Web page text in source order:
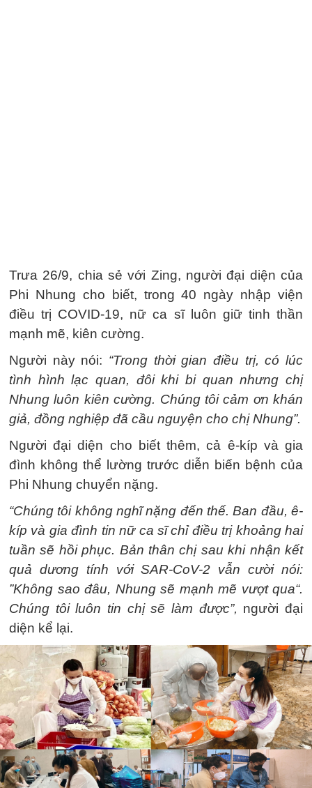
Trưa 26/9, chia sẻ với Zing, người đại diện của
Phi Nhung cho biết, trong 40 ngày nhập viện
điều trị COVID-19, nữ ca sĩ luôn giữ tinh thần
mạnh mẽ, kiên cường.
Người này nói: “Trong thời gian điều trị, có lúc
tình hình lạc quan, đôi khi bi quan nhưng chị
Nhung luôn kiên cường. Chúng tôi cảm ơn khán
giả, đồng nghiệp đã cầu nguyện cho chị Nhung”.
Người đại diện cho biết thêm, cả ê-kíp và gia
đình không thể lường trước diễn biến bệnh của
Phi Nhung chuyển nặng.
“Chúng tôi không nghĩ nặng đến thế. Ban đầu, ê-
kíp và gia đình tin nữ ca sĩ chỉ điều trị khoảng hai
tuần sẽ hồi phục. Bản thân chị sau khi nhận kết
quả dương tính với SAR-CoV-2 vẫn cười nói:
”Không sao đâu, Nhung sẽ mạnh mẽ vượt qua“.
Chúng tôi luôn tin chị sẽ làm được”, người đại
diện kể lại.